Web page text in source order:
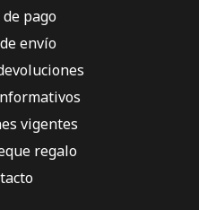
de pago
envío
vigentes
regalo